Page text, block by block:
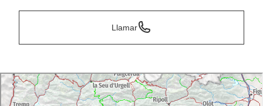
Llamar